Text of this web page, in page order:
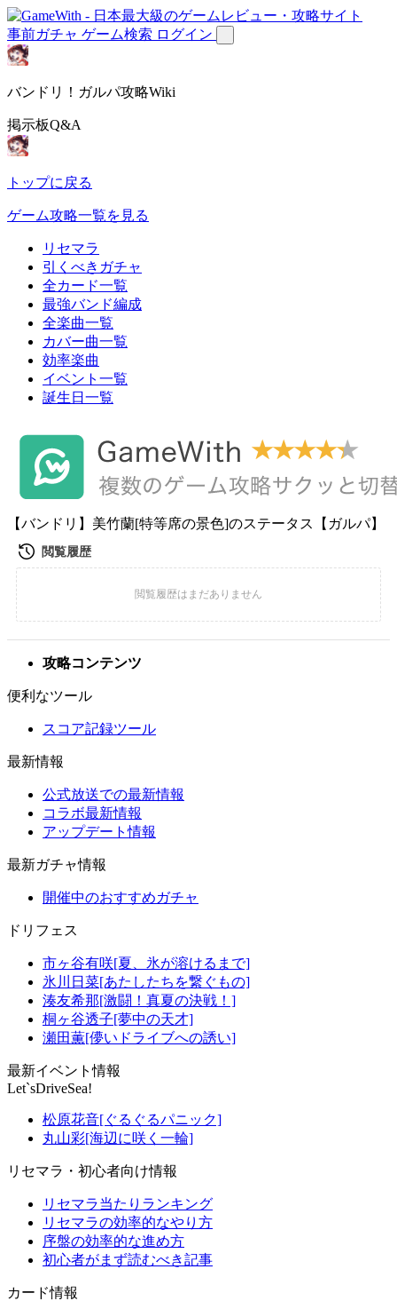
事前ガチャ ゲーム検索 ログイン
バンドリ！ガルパ攻略Wiki
掲示板Q&A
トップに戻る
ゲーム攻略一覧を見る
リセマラ
引くべきガチャ
全カード一覧
最強バンド編成
全楽曲一覧
カバー曲一覧
効率楽曲
イベント一覧
誕生日一覧
【バンドリ】美竹蘭[特等席の景色]のステータス【ガルパ】
攻略コンテンツ
便利なツール
スコア記録ツール
最新情報
公式放送での最新情報
コラボ最新情報
アップデート情報
最新ガチャ情報
開催中のおすすめガチャ
ドリフェス
市ヶ谷有咲[夏、氷が溶けるまで]
氷川日菜[あたしたちを繋ぐもの]
湊友希那[激闘！真夏の決戦！]
桐ヶ谷透子[夢中の天才]
瀬田薫[儚いドライブへの誘い]
最新イベント情報
Let`sDriveSea!
松原花音[ぐるぐるパニック]
丸山彩[海辺に咲く一輪]
リセマラ・初心者向け情報
リセマラ当たりランキング
リセマラの効率的なやり方
序盤の効率的な進め方
初心者がまず読むべき記事
カード情報